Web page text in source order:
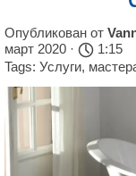
Опубликован от
март 2020 ·
1:15
Tags: Услуги,